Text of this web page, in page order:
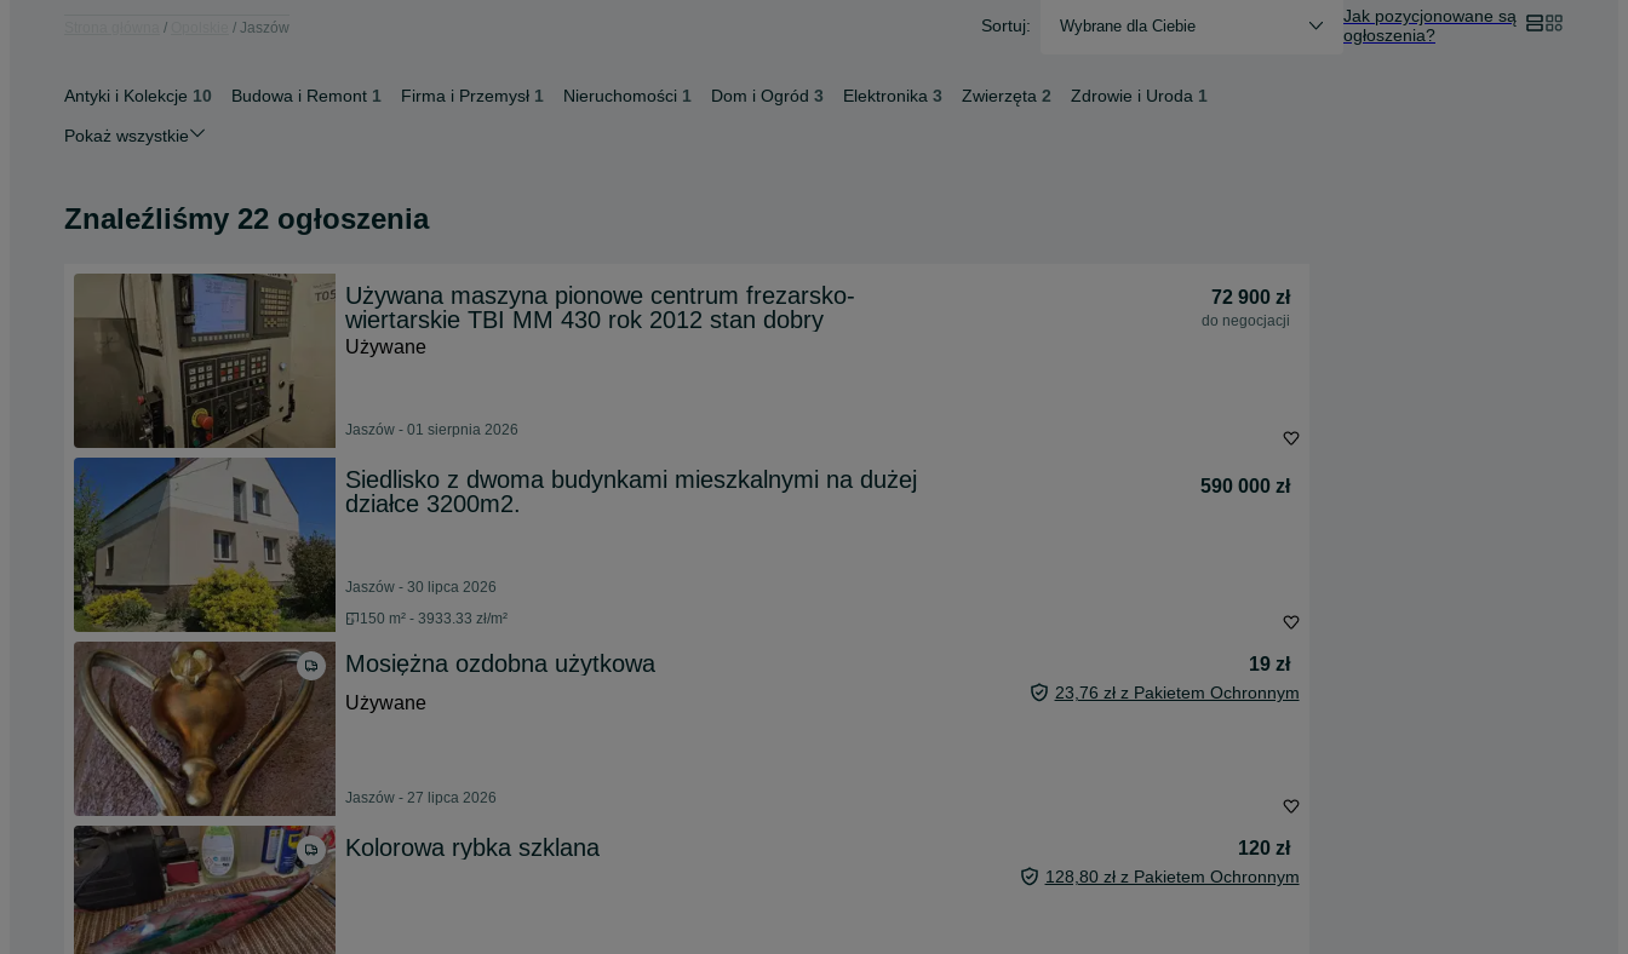
Jaszów Sortuj: Wybrane dla Ciebie
Jak pozycjonowane są
ogłoszenia?
Antyki i Kolekcje 10 Budowa i Remont 1 Firma i Przemysł 1 Nieruchomości 1 Dom i Ogród 3 Elektronika 3 Zwierzęta 2 Zdrowie i Uroda 1
Pokaż wszystkie
Znaleźliśmy 22 ogłoszenia
Używana maszyna pionowe centrum frezarsko-
wiertarskie TBI MM 430 rok 2012 stan dobry
72 900 zł
do negocjacji
Używane
Jaszów - 01 sierpnia 2026
Siedlisko z dwoma budynkami mieszkalnymi na dużej
działce 3200m2.
590 000 zł
Jaszów - 30 lipca 2026
150 m² - 3933.33 zł/m²
Mosiężna ozdobna użytkowa
19 zł
Używane
23,76 zł z Pakietem Ochronnym
Jaszów - 27 lipca 2026
Kolorowa rybka szklana 120 zł
128,80 zł z Pakietem Ochronnym